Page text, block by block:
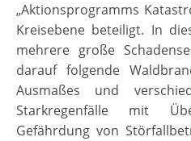
„Aktionsprogramms
Kreisebene beteiligt. In
mehrere große
darauf folgende
Ausmaßes und
Starkregenfälle mit
Gefährdung von